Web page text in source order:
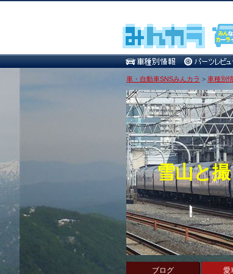
車・自動車SNSみんカラ > 車種別
雪山と
ブログ 愛